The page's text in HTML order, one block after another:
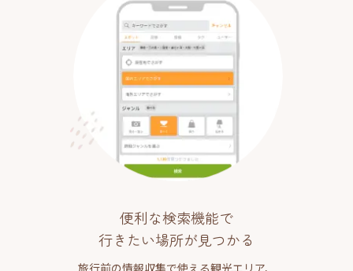
便利な検索機能で
行きたい場所が見つかる
旅行前の情報収集で使える観光エリア、